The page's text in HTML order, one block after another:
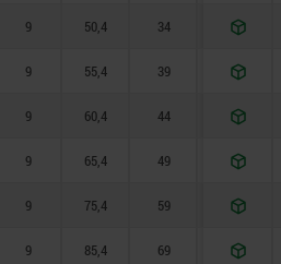
9 50,4 34 300
9 55,4 39 300
9 60,4 44 300
9 65,4 49 300
9 75,4 59 300
9 85,4 69 300